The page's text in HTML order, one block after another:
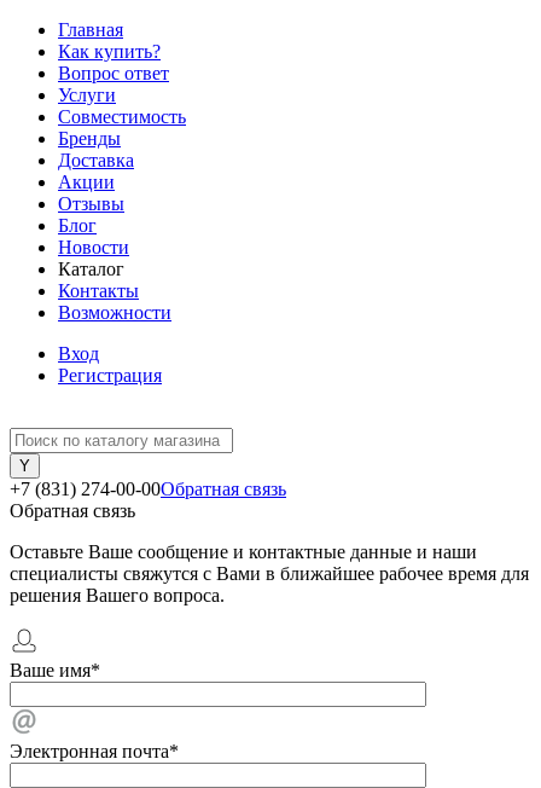
Главная
Как купить?
Вопрос ответ
Услуги
Совместимость
Бренды
Доставка
Акции
Отзывы
Блог
Новости
Каталог
Контакты
Возможности
Вход
Регистрация
+7 (831) 274-00-00Обратная связь
Обратная связь
Оставьте Ваше сообщение и контактные данные и наши
специалисты свяжутся с Вами в ближайшее рабочее время для
решения Вашего вопроса.
Ваше имя*
Электронная почта*